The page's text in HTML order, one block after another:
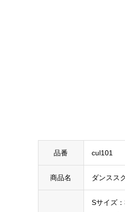
品番 cul101
商品名 ダンスス
Sサイズ